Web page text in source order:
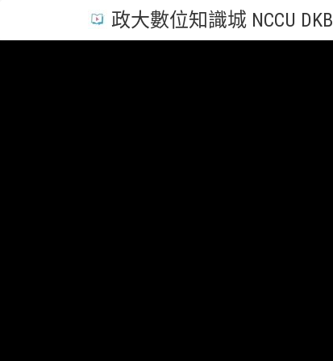
政大數位知識城 NCCU DKB